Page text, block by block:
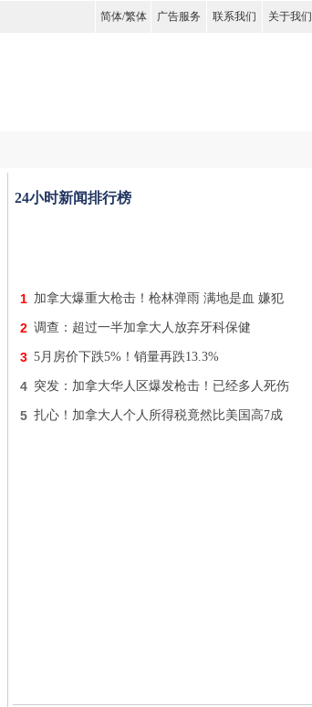
简体/繁体 广告服务 联系我们 关于我们
24小时新闻排行榜
1 加拿大爆重大枪击！枪林弹雨 满地是血 嫌犯
2 调查：超过一半加拿大人放弃牙科保健
3 5月房价下跌5%！销量再跌13.3%
4 突发：加拿大华人区爆发枪击！已经多人死伤
5 扎心！加拿大人个人所得税竟然比美国高7成